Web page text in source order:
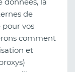
données, la
de
vos
comment
et